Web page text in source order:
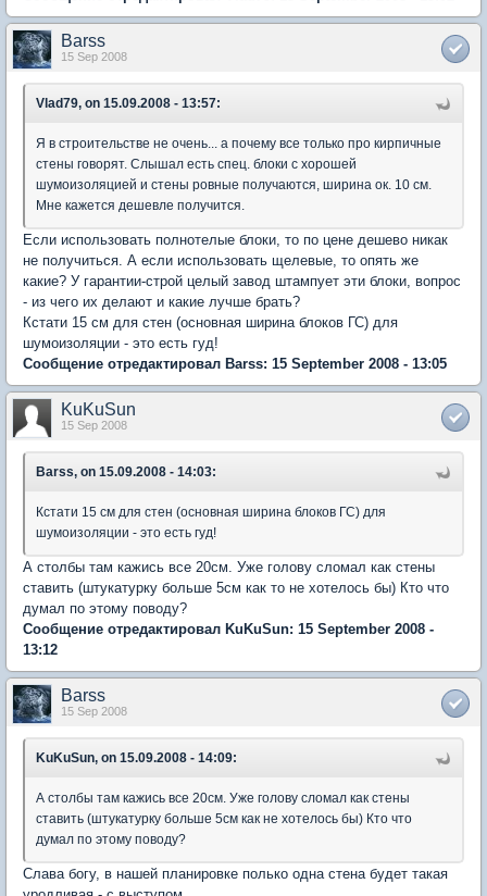
Barss
15 Sep 2008
Vlad79, on 15.09.2008 - 13:57:
Я в строительстве не очень... а почему все только про кирпичные
стены говорят. Слышал есть спец. блоки с хорошей
шумоизоляцией и стены ровные получаются, ширина ок. 10 см.
Мне кажется дешевле получится.
Если использовать полнотелые блоки, то по цене дешево никак
не получиться. А если использовать щелевые, то опять же
какие? У гарантии-строй целый завод штампует эти блоки, вопрос
- из чего их делают и какие лучше брать?
Кстати 15 см для стен (основная ширина блоков ГС) для
шумоизоляции - это есть гуд!
Сообщение отредактировал Barss: 15 September 2008 - 13:05
KuKuSun
15 Sep 2008
Barss, on 15.09.2008 - 14:03:
Кстати 15 см для стен (основная ширина блоков ГС) для
шумоизоляции - это есть гуд!
А столбы там кажись все 20см. Уже голову сломал как стены
ставить (штукатурку больше 5см как то не хотелось бы) Кто что
думал по этому поводу?
Сообщение отредактировал KuKuSun: 15 September 2008 -
13:12
Barss
15 Sep 2008
KuKuSun, on 15.09.2008 - 14:09:
А столбы там кажись все 20см. Уже голову сломал как стены
ставить (штукатурку больше 5см как не хотелось бы) Кто что
думал по этому поводу?
Слава богу, в нашей планировке полько одна стена будет такая